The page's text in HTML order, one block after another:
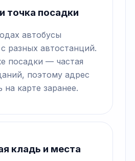
точка посадки
автобусы
разных автостанций.
посадки — частая
поэтому адрес
карте заранее.
кладь и места